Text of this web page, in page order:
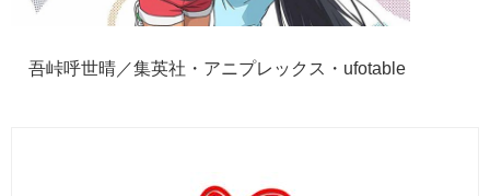
©吾峠呼世晴／集英社・アニプレックス・ufotable